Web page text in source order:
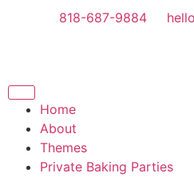
818-687-9884
Home
About
Themes
Private Baking Parties